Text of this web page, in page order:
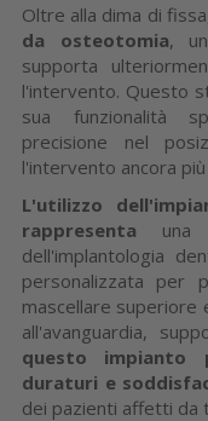
Oltre alla dima di
da osteotomia,
supporta
l'intervento. Questo
sua funzionalità
precisione nel
l'intervento ancora
L'utilizzo
rappresenta una
dell'implantologia
personalizzata per
mascellare superiore
all'avanguardia,
questo
duraturi e
dei pazienti affetti da